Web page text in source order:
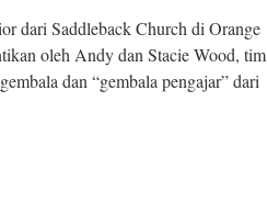
dari Saddleback Church di Orange
oleh Andy dan Stacie Wood, tim
dan “gembala pengajar” dari